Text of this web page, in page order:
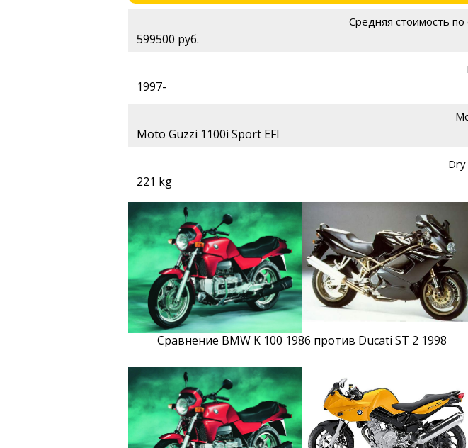
Средняя стоимость
599500 руб.
1997-
Moto Guzzi 1100i Sport EFI
221 kg
Сравнение BMW K 100 1986 против Ducati ST 2 1998